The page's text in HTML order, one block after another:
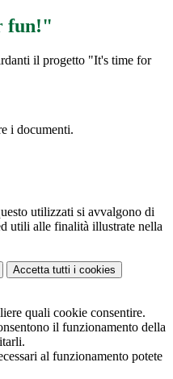
fun!"
il progetto "It's time for
i documenti.
utilizzati si avvalgono di
utili alle finalità illustrate nella
Accetta tutti i cookies
quali cookie consentire.
il funzionamento della
al funzionamento potete